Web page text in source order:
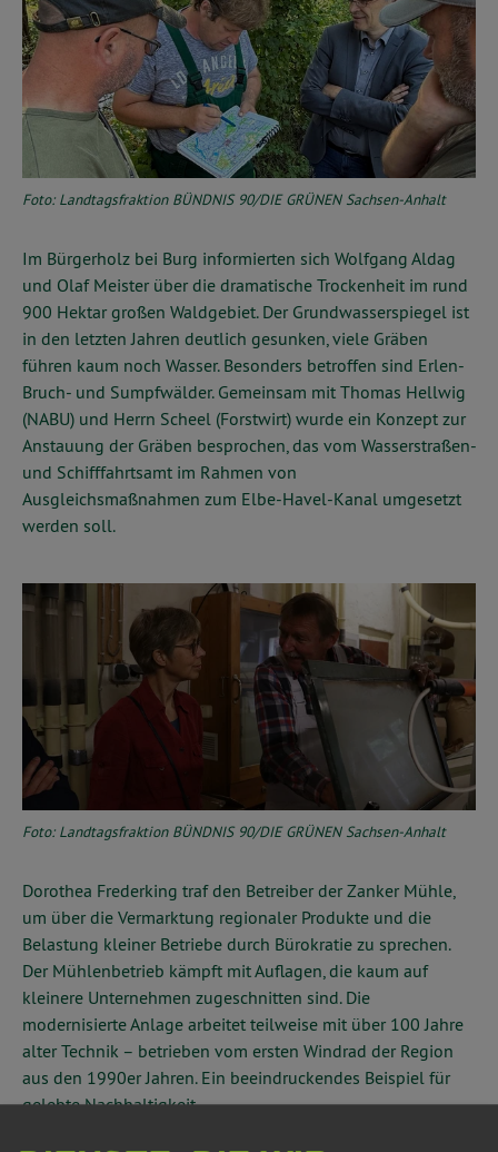
Foto: Landtagsfraktion BÜNDNIS 90/DIE GRÜNEN Sachsen-Anhalt
Im Bürgerholz bei Burg informierten sich Wolfgang Aldag
und Olaf Meister über die dramatische Trockenheit im rund
900 Hektar großen Waldgebiet. Der Grundwasserspiegel ist
in den letzten Jahren deutlich gesunken, viele Gräben
führen kaum noch Wasser. Besonders betroffen sind Erlen-
Bruch- und Sumpfwälder. Gemeinsam mit Thomas Hellwig
(NABU) und Herrn Scheel (Forstwirt) wurde ein Konzept zur
Anstauung der Gräben besprochen, das vom Wasserstraßen-
und Schifffahrtsamt im Rahmen von
Ausgleichsmaßnahmen zum Elbe-Havel-Kanal umgesetzt
werden soll.
Foto: Landtagsfraktion BÜNDNIS 90/DIE GRÜNEN Sachsen-Anhalt
Dorothea Frederking traf den Betreiber der Zanker Mühle,
um über die Vermarktung regionaler Produkte und die
Belastung kleiner Betriebe durch Bürokratie zu sprechen.
Der Mühlenbetrieb kämpft mit Auflagen, die kaum auf
kleinere Unternehmen zugeschnitten sind. Die
modernisierte Anlage arbeitet teilweise mit über 100 Jahre
alter Technik – betrieben vom ersten Windrad der Region
aus den 1990er Jahren. Ein beeindruckendes Beispiel für
gelebte Nachhaltigkeit.